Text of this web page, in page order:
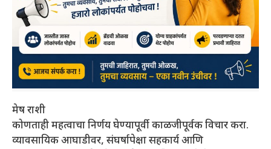
मेष राशी
कोणताही महत्वाचा निर्णय घेण्यापूर्वी काळजीपूर्वक विचार करा.
व्यावसायिक आघाडीवर, संघर्षापेक्षा सहकार्य आणि